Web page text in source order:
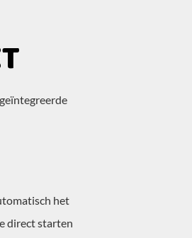
het
direct starten